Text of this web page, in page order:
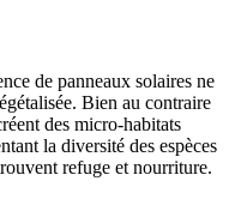
de panneaux solaires ne
Bien au contraire
des micro-habitats
la diversité des espèces
refuge et nourriture.